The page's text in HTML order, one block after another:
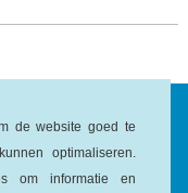
de website goed te
optimaliseren.
om informatie en
Sitemap